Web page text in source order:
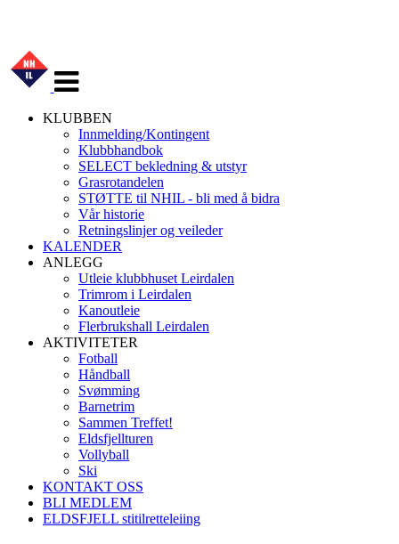
navigasjon
KLUBBEN
Innmelding/Kontingent
Klubbhandbok
SELECT bekledning & utstyr
Grasrotandelen
STØTTE til NHIL - bli med å bidra
Vår historie
Retningslinjer og veileder
KALENDER
ANLEGG
Utleie klubbhuset Leirdalen
Trimrom i Leirdalen
Kanoutleie
Flerbrukshall Leirdalen
AKTIVITETER
Fotball
Håndball
Svømming
Barnetrim
Sammen Treffet!
Eldsfjellturen
Vollyball
Ski
KONTAKT OSS
BLI MEDLEM
ELDSFJELL stitilretteleiing